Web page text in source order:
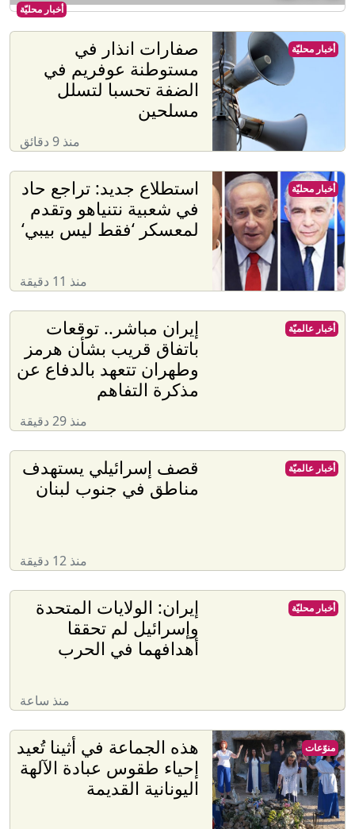
أخبار محليّة
صفارات انذار في
مستوطنة عوفريم في
الضفة تحسبا لتسلل
مسلحين
منذ 9 دقائق
أخبار محليّة
استطلاع جديد: تراجع حاد
في شعبية نتنياهو وتقدم
لمعسكر ‘فقط ليس بيبي‘
منذ 11 دقيقة
أخبار محليّة
إيران مباشر.. توقعات
باتفاق قريب بشأن هرمز
وطهران تتعهد بالدفاع عن
مذكرة التفاهم
منذ 29 دقيقة
أخبار عالميّة
قصف إسرائيلي يستهدف
مناطق في جنوب لبنان
منذ 12 دقيقة
أخبار عالميّة
إيران: الولايات المتحدة
وإسرائيل لم تحققا
أهدافهما في الحرب
منذ ساعة
أخبار محليّة
هذه الجماعة في أثينا تُعيد
إحياء طقوس عبادة الآلهة
اليونانية القديمة
منوّعات